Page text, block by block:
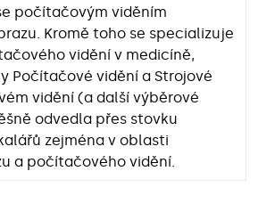
počítačovým viděním
Kromě toho se specializuje
vidění v medicíně,
Počítačové vidění a Strojové
vidění (a další výběrové
odvedla přes stovku
zejména v oblasti
a počítačového vidění.